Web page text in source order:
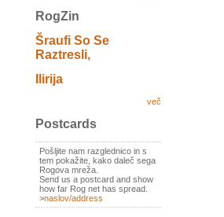
RogZin
Šraufi So Se
Raztresli,
Ilirija
več
Postcards
Pošljite nam razglednico in s
tem pokažite, kako daleč sega
Rogova mreža.
Send us a postcard and show
how far Rog net has spread.
>naslov/address